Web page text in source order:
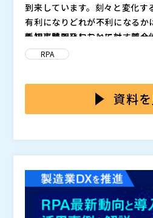
到来しています。刻々と変化す
有利になりどれが不利になるか
未知に踏み込むことに対するハ
めに、いかに素早く新規事業開
新規事業開発においては、競合
ズ・市場動向の変化を捉えるた
を見逃さないために、継続して
ことは大きな負担となります。
特に情報収集分野での進歩は顕
く登場しています。本セミナー
た生成AIツールです。調査・取
要約してくれるだけでなく、
チームメンバーとの共有とい
ズされた機能を装備。さらに
には対象サイトを定期的に自
り、より精度の高い情報を提
株式会社フィンチジャパン（）
株式会社オープンソース活用研
会社（） ※共催、協賛、協力
加、削除される可能性がありま
RPA
資料